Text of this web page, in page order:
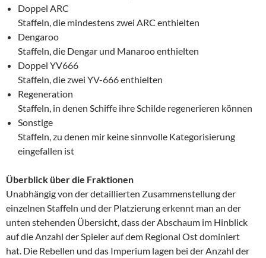
Doppel ARC
Staffeln, die mindestens zwei ARC enthielten
Dengaroo
Staffeln, die Dengar und Manaroo enthielten
Doppel YV666
Staffeln, die zwei YV-666 enthielten
Regeneration
Staffeln, in denen Schiffe ihre Schilde regenerieren können
Sonstige
Staffeln, zu denen mir keine sinnvolle Kategorisierung
eingefallen ist
Überblick über die Fraktionen
Unabhängig von der detaillierten Zusammenstellung der
einzelnen Staffeln und der Platzierung erkennt man an der
unten stehenden Übersicht, dass der Abschaum im Hinblick
auf die Anzahl der Spieler auf dem Regional Ost dominiert
hat. Die Rebellen und das Imperium lagen bei der Anzahl der